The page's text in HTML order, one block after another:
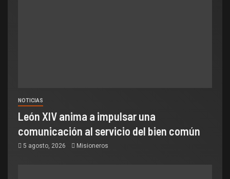
NOTICIAS
León XIV anima a impulsar una
comunicación al servicio del bien común
5 agosto, 2026 Misioneros